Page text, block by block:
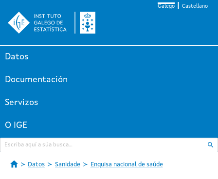
Galego Castellano
Datos
Documentación
Servizos
O IGE
Datos Sanidade Enquisa nacional de saúde